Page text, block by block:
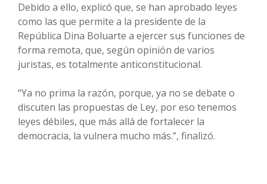
Debido a ello, explicó que, se han aprobado leyes
como las que permite a la presidente de la
República Dina Boluarte a ejercer sus funciones de
forma remota, que, según opinión de varios
juristas, es totalmente anticonstitucional.
“Ya no prima la razón, porque, ya no se debate o
discuten las propuestas de Ley, por eso tenemos
leyes débiles, que más allá de fortalecer la
democracia, la vulnera mucho más.”, finalizó.